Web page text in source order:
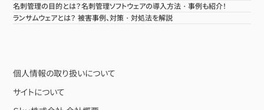
名刺管理の目的とは？名刺管理ソフトウェアの導入方法・事例も紹介！
ランサムウェアとは？ 被害事例、対策・対処法を解説
個人情報の取り扱いについて
サイトについて